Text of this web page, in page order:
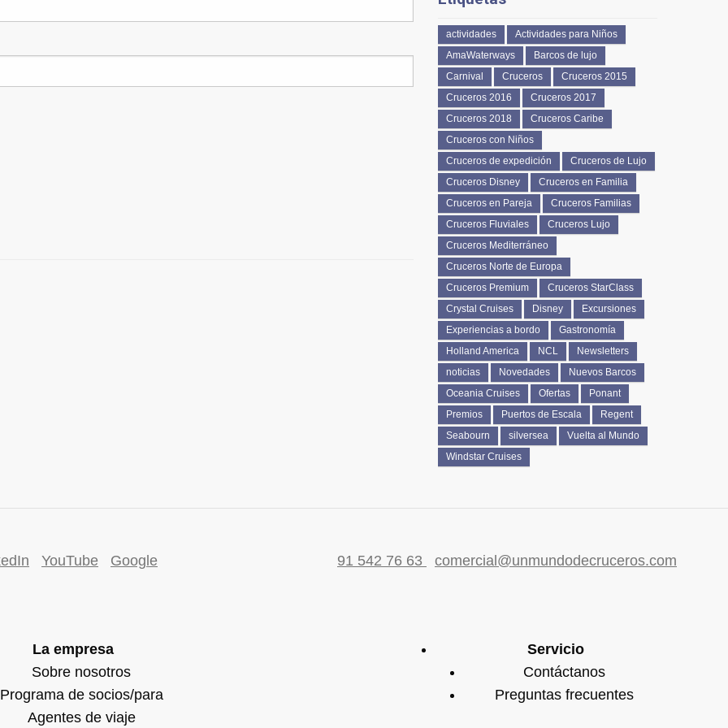
actividades
Actividades para Niños
AmaWaterways
Barcos de lujo
Carnival
Cruceros
Cruceros 2015
Cruceros 2016
Cruceros 2017
Cruceros 2018
Cruceros Caribe
Cruceros con Niños
Cruceros de expedición
Cruceros de Lujo
Cruceros Disney
Cruceros en Familia
Cruceros en Pareja
Cruceros Familias
Cruceros Fluviales
Cruceros Lujo
Cruceros Mediterráneo
Cruceros Norte de Europa
Cruceros Premium
Cruceros StarClass
Crystal Cruises
Disney
Excursiones
Experiencias a bordo
Gastronomía
Holland America
NCL
Newsletters
noticias
Novedades
Nuevos Barcos
Oceania Cruises
Ofertas
Ponant
Premios
Puertos de Escala
Regent
Seabourn
silversea
Vuelta al Mundo
Windstar Cruises
YouTube Google 91 542 76 63 comercial@unmundodecruceros.com
La empresa
Sobre nosotros
Programa de socios/para
Agentes de viaje
Servicio
Contáctanos
Preguntas frecuentes